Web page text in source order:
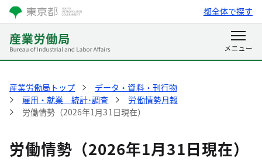
都全体で探す
産業労働局トップ
データ・資料・刊行物
雇用・就業 統計･調査
労働情勢月報
労働情勢（2026年1月31日現在）
労働情勢（2026年1月31日現在）